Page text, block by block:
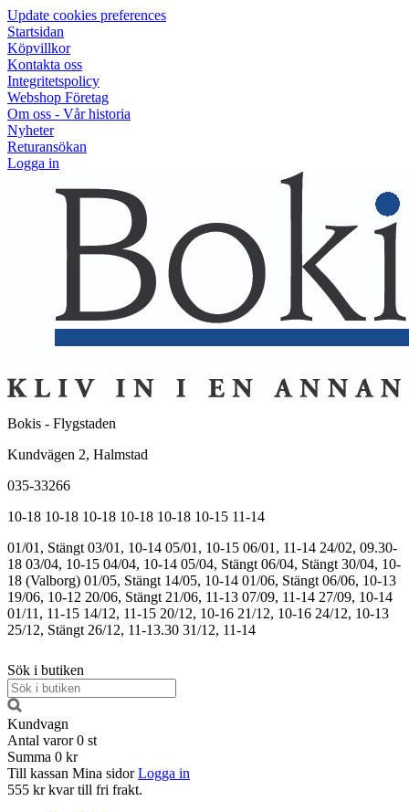
Update cookies preferences
Startsidan
Köpvillkor
Kontakta oss
Integritetspolicy
Webshop Företag
Om oss - Vår historia
Nyheter
Returansökan
Logga in
Bokis - Flygstaden
Kundvägen 2, Halmstad
035-33266
10-18 10-18 10-18 10-18 10-18 10-15 11-14
01/01, Stängt 03/01, 10-14 05/01, 10-15 06/01, 11-14 24/02, 09.30-
18 03/04, 10-15 04/04, 10-14 05/04, Stängt 06/04, Stängt 30/04, 10-
18 (Valborg) 01/05, Stängt 14/05, 10-14 01/06, Stängt 06/06, 10-13
19/06, 10-12 20/06, Stängt 21/06, 11-13 07/09, 11-14 27/09, 10-14
01/11, 11-15 14/12, 11-15 20/12, 10-16 21/12, 10-16 24/12, 10-13
25/12, Stängt 26/12, 11-13.30 31/12, 11-14
Sök i butiken
Kundvagn
Antal varor 0 st
Summa 0 kr
Till kassan Mina sidor Logga in
555 kr kvar till fri frakt.